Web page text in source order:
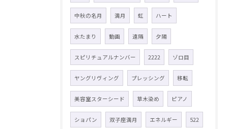
中秋の名月 満月 虹 ハート
水たまり 動画 遠隔 夕陽
スピリチュアルナンバー 2222 ゾロ目
ヤングリヴィング プレッシング 移転
美容室スターシード 草木染め ピアノ
ショパン 双子座満月 エネルギー 522